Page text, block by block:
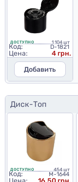
ДОСТУПНО 1 104 шт
Код: D-1821
Цена:
4 грн.
Добавить
Диск-Топ
ДОСТУПНО 454 шт
Код: M-1644